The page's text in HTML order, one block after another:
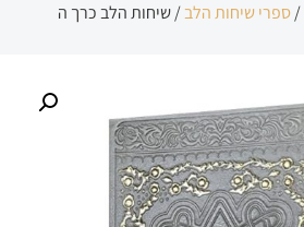
/ספרי שיחות הלב/ שיחות הלב כרך ה